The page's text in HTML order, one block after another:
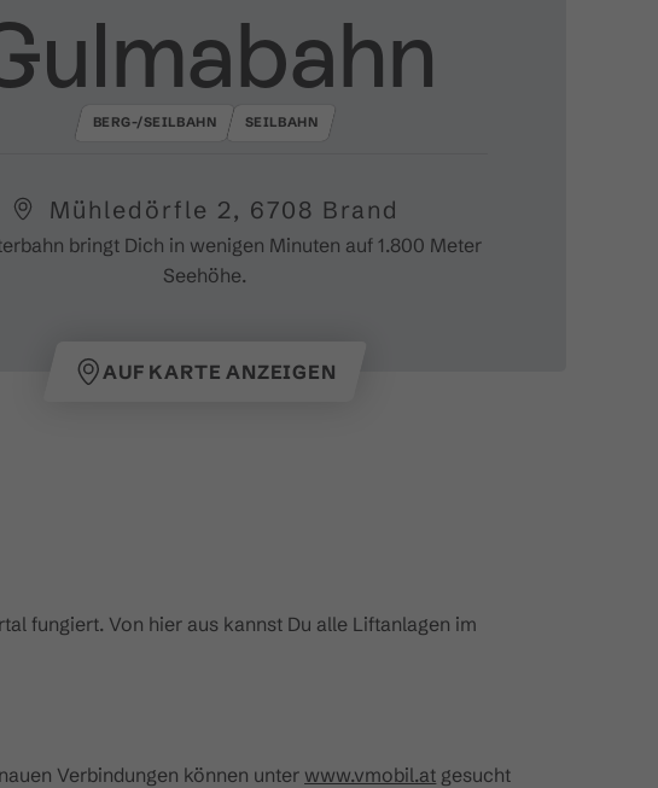
BERG-/SEILBAHN SEILBAHN
Mühledörfle 2, 6708 Brand
bringt Dich in wenigen Minuten auf 1.800 Meter
Seehöhe.
AUF KARTE ANZEIGEN
fungiert. Von hier aus kannst Du alle Liftanlagen im
Verbindungen können unter www.vmobil.at gesucht